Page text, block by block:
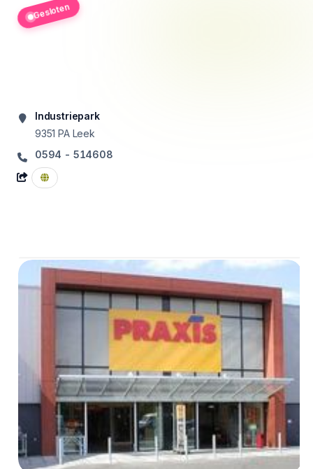
Gesloten
Industriepark
9351 PA Leek
0594 - 514608